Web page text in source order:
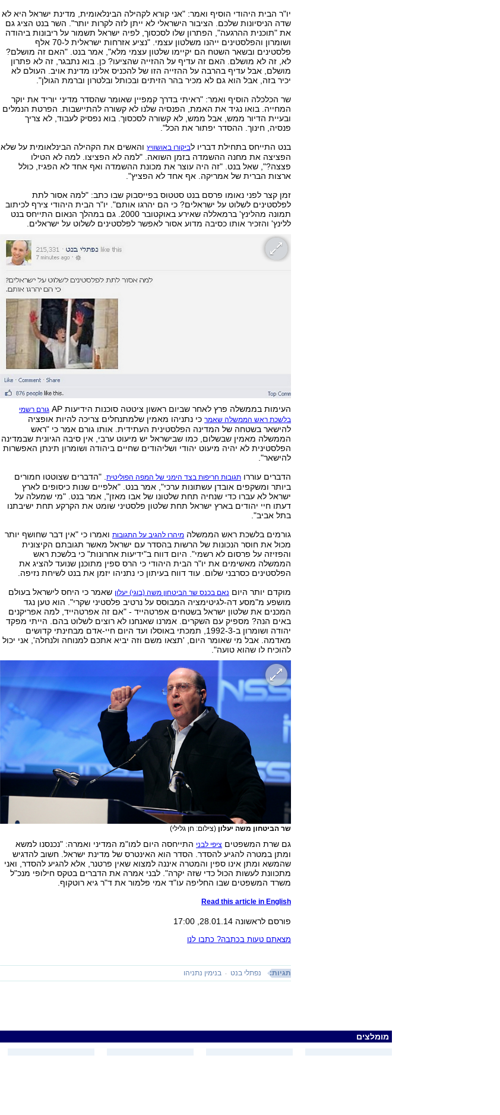
יו"ר הבית היהודי הוסיף ואמר: "אני קורא לקהילה הבינלאומית, מדינת ישראל היא לא
שדה הניסיונות שלכם. הציבור הישראלי לא ייתן לזה לקרות יותר". השר בנט הציג גם
את "תוכנית ההרגעה", הפתרון שלו לסכסוך, לפיה ישראל תשמור על ריבונות ביהודה
ושומרון והפלסטינים ייהנו משלטון עצמי. "נציע אזרחות ישראלית ל-70 אלף
פלסטינים ובשאר השטח הם יקיימו שלטון עצמי מלא", אמר בנט. "האם זה מושלם?
לא, זה לא מושלם. האם זה עדיף על ההזייה שהציעו? כן. בוא נתבגר, זה לא פתרון
מושלם, אבל עדיף בהרבה על ההזייה הזו של להכניס אלינו מדינת אויב. העולם לא
יכיר בזה, אבל הוא גם לא מכיר בהר הזיתים ובכותל ובלטרון וברמת הגולן".
שר הכלכלה הוסיף ואמר: "ראיתי בדרך קמפיין שאומר שהסדר מדיני יוריד את יוקר
המחייה. בואו נגיד את האמת, הפנסיה שלנו לא קשורה להתיישבות. הפרטת הנמלים
ובעיית הדיור ממש, אבל ממש, לא קשורה לסכסוך. בוא נפסיק לעבוד, לא צריך
פנסיה, חינוך. ההסדר יפתור את הכל".
בנט התייחס בתחילת דבריו לביקורו באושוויץוהאשים את הקהילה הבינלאומית על שלא
הפציצה את מחנה ההשמדה בזמן השואה. "למה לא הפציצו. למה לא הטילו
פצצה?", שאל בנט. "זה היה עוצר את מכונת ההשמדה ואף אחד לא הפגיז, כולל
ארצות הברית של אמריקה. אף אחד לא הפציץ".
זמן קצר לפני נאומו פרסם בנט סטטוס בפייסבוק שבו כתב: "למה אסור לתת
לפלסטינים לשלוט על ישראלים? כי הם יהרגו אותם". יו"ר הבית היהודי צירף לכיתוב
תמונה מהלינץ' ברמאללה שאירע באוקטובר 2000. גם במהלך הנאום התייחס בנט
ללינץ' והזכיר אותו כסיבה מדוע אסור לאפשר לפלסטינים לשלוט על ישראלים.
העימות בממשלה פרץ לאחר שביום ראשון ציטטה סוכנות הידיעות AP
גורם רשמי
בלשכת ראש הממשלה שאמרכי נתניהו מאמין שלמתנחלים צריכה להיות אופציה
להישאר בשטחה של המדינה הפלסטינית העתידית. אותו גורם אמר כי "ראש
הממשלה מאמין שבשלום, כמו שבישראל יש מיעוט ערבי, אין סיבה הגיונית שבמדינה
הפלסטינית לא יהיה מיעוט יהודי ושליהודים שחיים ביהודה ושומרון תינתן האפשרות
להישאר".
הדברים עוררו תגובות חריפות בצד הימני של המפה הפוליטית. "הדברים שצוטטו חמורים
ביותר ומשקפים אובדן עשתונות ערכי", אמר בנט. "אלפיים שנות כיסופים לארץ
ישראל לא עברו כדי שנחיה תחת שלטונו של אבו מאזן", אמר בנט. "מי שמעלה על
דעתו חיי יהודים בארץ ישראל תחת שלטון פלסטיני שומט את הקרקע תחת ישיבתנו
בתל אביב".
גורמים בלשכת ראש הממשלה מיהרו להגיב על התגובותואמרו כי "אין דבר שחושף יותר
מכול את חוסר הנכונות של הרשות בהסדר עם ישראל מאשר תגובתם הקיצונית
והפזיזה על פרסום לא רשמי". היום דווח ב"ידיעות אחרונות" כי בלשכת ראש
הממשלה מאשימים את יו"ר הבית היהודי כי הרס ספין מתוכנן שנועד להציג את
הפלסטינים כסרבני שלום. עוד דווח בעיתון כי נתניהו יזמן את בנט לשיחת נזיפה.
מוקדם יותר היום נאם בכנס שר הביטחון משה (בוגי) יעלון שאמר כי היחס לישראל בעולם
מושפע מ"מסע דה-לגיטימציה המבוסס על נרטיב פלסטיני שקרי". הוא טען נגד
המכנים את שלטון ישראל בשטחים אפרטהייד - "אם זה אפרטהייד, למה אפריקנים
באים הנה? מספיק עם השקרים. אמרנו שאנחנו לא רוצים לשלוט בהם. הייתי מפקד
יהודה ושומרון ב-1992-3, תמכתי באוסלו ועד היום חיי-אדם מבחינתי קדושים
מאדמה. אבל מי שאומר היום, 'תצאו משם וזה יביא אתכם למנוחה ולנחלה', אני יכול
להוכיח לו שהוא טועה".
שר הביטחון משה יעלון (צילום: חן גלילי)
גם שרת המשפטים ציפי לבני התייחסה היום למו"מ המדיני ואמרה: "נכנסנו למשא
ומתן במטרה להגיע להסדר. הסדר הוא האינטרס של מדינת ישראל. חשוב להדגיש
שהמשא ומתן אינו ספין והמטרה איננה למצוא שאין פרטנר, אלא להגיע להסדר, ואני
מתכוונת לעשות הכול כדי שזה יקרה". לבני אמרה את הדברים בטקס חילופי מנכ"ל
משרד המשפטים שבו החליפה עו"ד אמי פלמור את ד"ר גיא רוטקוף.
Read this article in English
פורסם לראשונה 28.01.14, 17:00
מצאתם טעות בכתבה? כתבו לנו
תגיות: נפתלי בנט בנימין נתניהו
מומלצים